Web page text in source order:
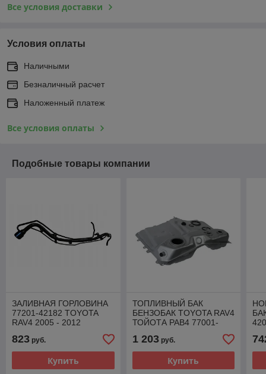
Все условия доставки
Условия оплаты
Наличными
Безналичный расчет
Наложенный платеж
Все условия оплаты
Подобные товары компании
ЗАЛИВНАЯ ГОРЛОВИНА
77201-42182 TOYOTA
RAV4 2005 - 2012
823 руб.
Купить
ТОПЛИВНЫЙ БАК
БЕНЗОБАК TOYOTA RAV4
ТОЙОТА РАВ4 77001-
1 203руб.
Купить